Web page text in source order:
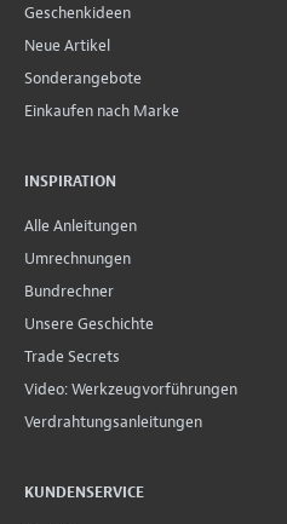
Geschenkideen
Neue Artikel
Sonderangebote
Einkaufen nach Marke
INSPIRATION
Alle Anleitungen
Umrechnungen
Bundrechner
Unsere Geschichte
Trade Secrets
Video: Werkzeugvorführungen
Verdrahtungsanleitungen
KUNDENSERVICE